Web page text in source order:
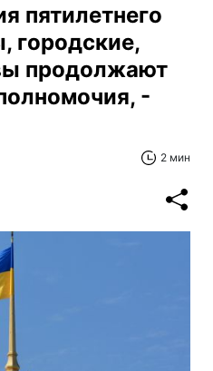
пятилетнего
городские,
продолжают
-
2 мин